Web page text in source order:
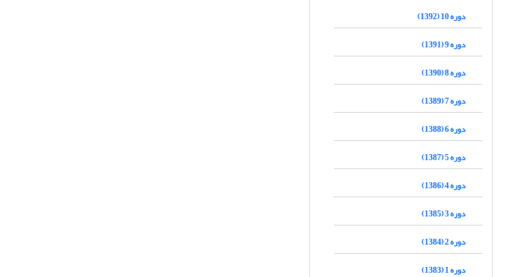
دوره 10 (1392)
دوره 9 (1391)
دوره 8 (1390)
دوره 7 (1389)
دوره 6 (1388)
دوره 5 (1387)
دوره 4 (1386)
دوره 3 (1385)
دوره 2 (1384)
دوره 1 (1383)